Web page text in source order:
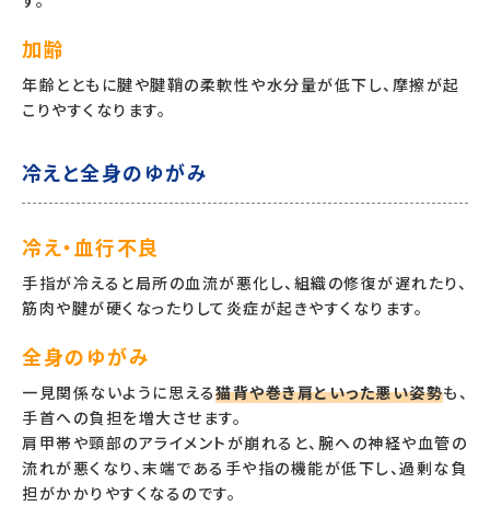
加齢
年齢とともに腱や腱鞘の柔軟性や水分量が低下し、摩擦が起
こりやすくなります。
冷えと全身のゆがみ
冷え・血行不良
手指が冷えると局所の血流が悪化し、組織の修復が遅れたり、
筋肉や腱が硬くなったりして炎症が起きやすくなります。
全身のゆがみ
一見関係ないように思える猫背や巻き肩といった悪い姿勢も、
手首への負担を増大させます。
肩甲帯や頸部のアライメントが崩れると、腕への神経や血管の
流れが悪くなり、末端である手や指の機能が低下し、過剰な負
担がかかりやすくなるのです。